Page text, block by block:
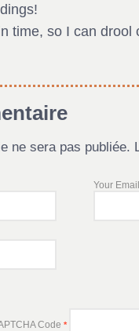
time, so I can
ne sera pas publiée.
Your Email
Code *